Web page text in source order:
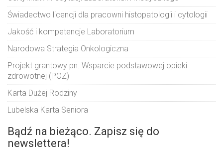
Świadectwo licencji dla pracowni histopatologii i cytologii
Jakość i kompetencje Laboratorium
Narodowa Strategia Onkologiczna
Projekt grantowy pn. Wsparcie podstawowej opieki
zdrowotnej (POZ)
Karta Dużej Rodziny
Lubelska Karta Seniora
Bądź na bieżąco. Zapisz się do
newslettera!